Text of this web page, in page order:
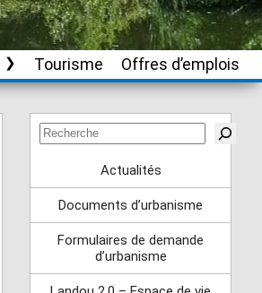
culturelles
Tourisme Offres d’emplois
Rechercher
Actualités
Documents d’urbanisme
Formulaires de demande
d’urbanisme